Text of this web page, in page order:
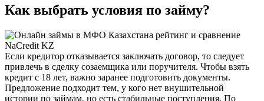
Как выбрать условия по займу?
Если кредитор отказывается заключать договор, то следует
привлечь в сделку созаемщика или поручителя. Чтобы взять
кредит с 18 лет, важно заранее подготовить документы.
Предложение подходит тем, у кого нет внушительной
истории по займам, но есть стабильные поступления. По